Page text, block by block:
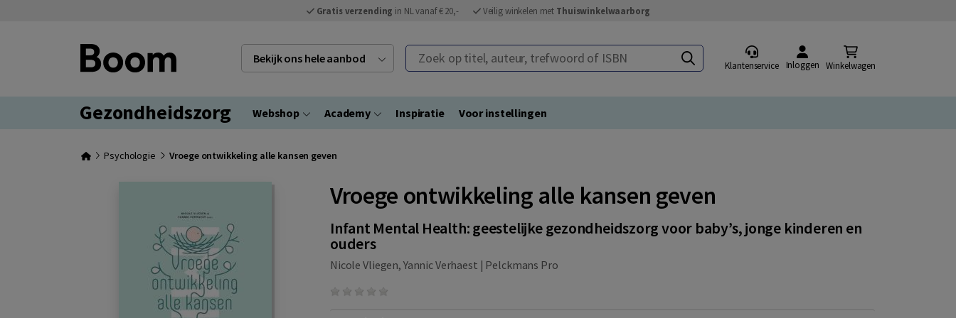
Gratis verzending in NL vanaf € 20,- Veilig winkelen met Thuiswinkelwaarborg
Bekijk ons hele aanbod Zoek op titel, auteur, trefwoord of ISBN
Klantenservice Inloggen Winkelwagen
Gezondheidszorg Webshop Academy Inspiratie Voor instellingen
Psychologie Vroege ontwikkeling alle kansen geven
Vroege ontwikkeling alle kansen geven
Infant Mental Health: geestelijke gezondheidszorg voor baby’s, jonge kinderen en
ouders
Nicole Vliegen, Yannic Verhaest | Pelckmans Pro